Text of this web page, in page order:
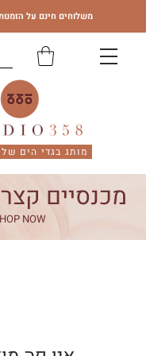
משלוחים חינם על הזמנות
מותג בגדי הים
מכנסיים
NOW